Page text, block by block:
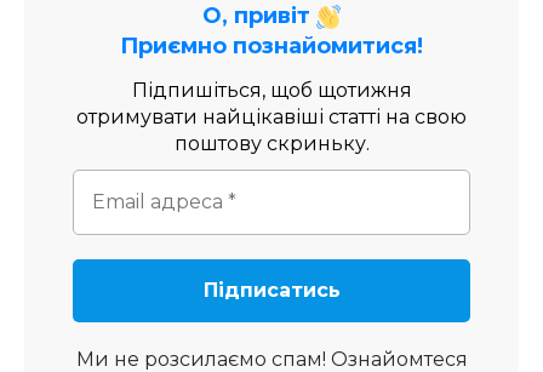
О, привіт
Приємно познайомитися!
Підпишіться, щоб щотижня
отримувати найцікавіші статті на свою
поштову скриньку.
Ми не розсилаємо спам! Ознайомтеся